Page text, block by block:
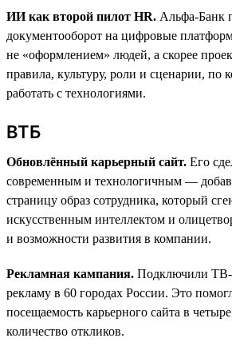
ИИ как второй пилот HR. Альфа-Банк
документооборот на цифровые
не «оформлением» людей, а скорее
правила, культуру, роли и сценарии, по
работать с технологиями.
ВТБ
Обновлённый карьерный сайт. Его
современным и технологичным —
страницу образ сотрудника, который
искусственным интеллектом и
и возможности развития в компании.
Рекламная кампания. Подключили
рекламу в 60 городах России. Это
посещаемость карьерного сайта в
количество откликов.